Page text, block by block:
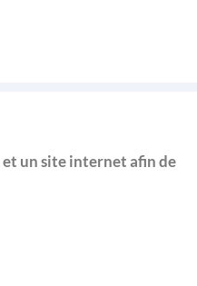
un site internet afin de